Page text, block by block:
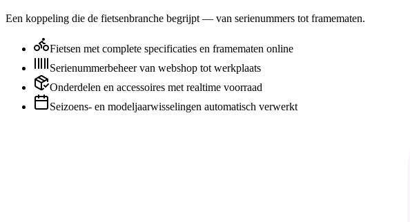
Een koppeling die de fietsenbranche begrijpt — van serienummers tot framematen.
Fietsen met complete specificaties en framematen online
Serienummerbeheer van webshop tot werkplaats
Onderdelen en accessoires met realtime voorraad
Seizoens- en modeljaarwisselingen automatisch verwerkt